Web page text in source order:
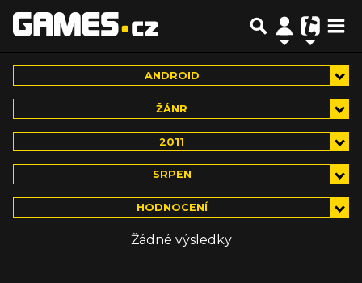
ANDROID
ŽÁNR
2011
SRPEN
HODNOCENÍ
Žádné výsledky